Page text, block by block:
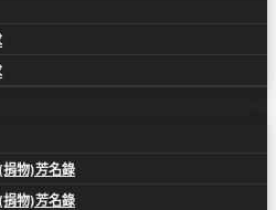
物)芳名錄
物)芳名錄